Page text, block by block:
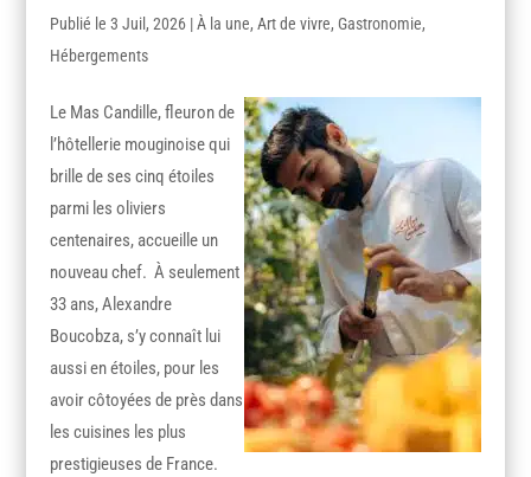
3 Juil, 2026 |À la une,Art de vivre,Gastronomie,
Hébergements
Le Mas Candille, fleuron de
l’hôtellerie mouginoise qui
brille de ses cinq étoiles
parmi les oliviers
centenaires, accueille un
nouveau chef. À seulement
33 ans, Alexandre
Boucobza, s’y connaît lui
aussi en étoiles, pour les
avoir côtoyées de près dans
les cuisines les plus
prestigieuses de France.